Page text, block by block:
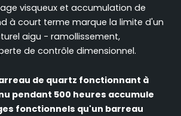
visqueux et accumulation de
à court terme marque la limite d'un
aigu - ramollissement,
de contrôle dimensionnel.
de quartz fonctionnant à
pendant 500 heures accumule
fonctionnels qu'un barreau